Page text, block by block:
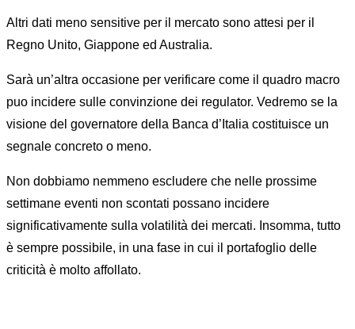
Altri dati meno sensitive per il mercato sono attesi per il
Regno Unito, Giappone ed Australia.
Sarà un’altra occasione per verificare come il quadro macro
puo incidere sulle convinzione dei regulator. Vedremo se la
visione del governatore della Banca d’Italia costituisce un
segnale concreto o meno.
Non dobbiamo nemmeno escludere che nelle prossime
settimane eventi non scontati possano incidere
significativamente sulla volatilità dei mercati. Insomma, tutto
è sempre possibile, in una fase in cui il portafoglio delle
criticità è molto affollato.